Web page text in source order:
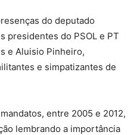
do deputado
presidentes do PSOL e PT
e Aluisio Pinheiro,
e simpatizantes de
entre 2005 e 2012,
lembrando a importância